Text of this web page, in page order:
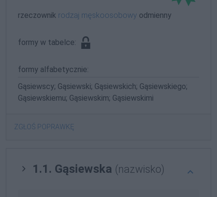
rzeczownik rodzaj męskoosobowy odmienny
formy w tabelce:
formy alfabetycznie:
Gąsiewscy; Gąsiewski; Gąsiewskich; Gąsiewskiego;
Gąsiewskiemu; Gąsiewskim; Gąsiewskimi
ZGŁOŚ POPRAWKĘ
1.1. Gąsiewska (nazwisko)